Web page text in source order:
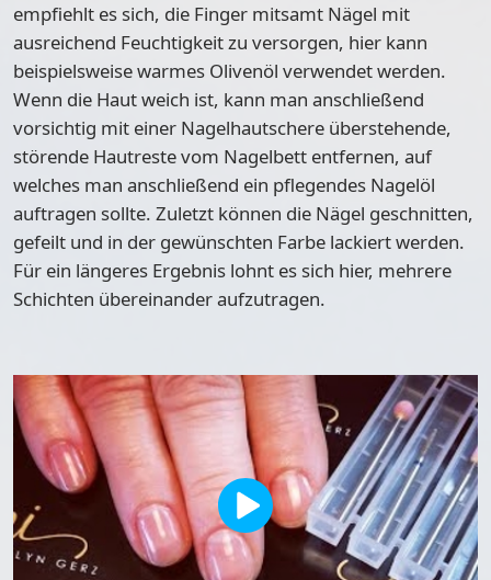
empfiehlt es sich, die Finger mitsamt Nägel mit
ausreichend Feuchtigkeit zu versorgen, hier kann
beispielsweise warmes Olivenöl verwendet werden.
Wenn die Haut weich ist, kann man anschließend
vorsichtig mit einer Nagelhautschere überstehende,
störende Hautreste vom Nagelbett entfernen, auf
welches man anschließend ein pflegendes Nagelöl
auftragen sollte. Zuletzt können die Nägel geschnitten,
gefeilt und in der gewünschten Farbe lackiert werden.
Für ein längeres Ergebnis lohnt es sich hier, mehrere
Schichten übereinander aufzutragen.